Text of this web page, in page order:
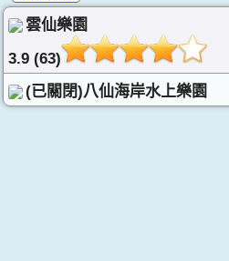
雲仙樂園
3.9 (63)
(已關閉)八仙海岸水上樂園